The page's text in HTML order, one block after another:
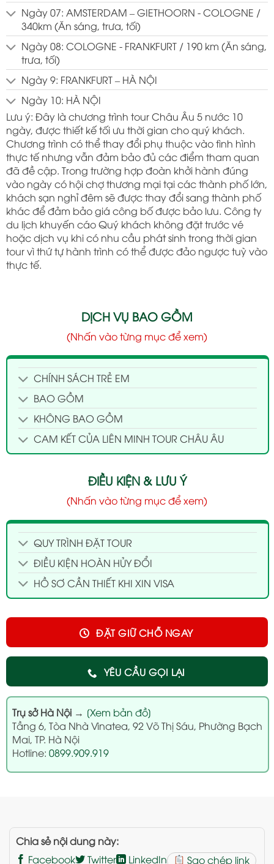
Ngày 07: AMSTERDAM – GIETHOORN - COLOGNE /
340km (Ăn sáng, trưa, tối)
Ngày 08: COLOGNE - FRANKFURT / 190 km (Ăn sáng,
trưa, tối)
Ngày 9: FRANKFURT – HÀ NỘI
Ngày 10: HÀ NỘI
Lưu ý: Đây là chương trình tour Châu Âu 5 nước 10
ngày, được thiết kế tối ưu thời gian cho quý khách.
Chương trình có thể thay đổi phụ thuộc vào tình hình
thực tế nhưng vẫn đảm bảo đủ các điểm tham quan
đã đề cập. Trong trường hợp đoàn khởi hành đúng
vào ngày có hội chợ thương mại tại các thành phố lớn,
khách sạn nghỉ đêm sẽ được thay đổi sang thành phố
khác để đảm bảo giá công bố được bảo lưu. Công ty
du lịch khuyến cáo Quý khách không đặt trước vé
hoặc dịch vụ khi có nhu cầu phát sinh trong thời gian
tour vì thứ tự hành trình có thể được đảo ngược tuỳ vào
thực tế.
DỊCH VỤ BAO GỒM
(Nhấn vào từng mục để xem)
CHÍNH SÁCH TRẺ EM
BAO GỒM
KHÔNG BAO GỒM
CAM KẾT CỦA LIÊN MINH TOUR CHÂU ÂU
ĐIỀU KIỆN & LƯU Ý
(Nhấn vào từng mục để xem)
QUY TRÌNH ĐẶT TOUR
ĐIỀU KIỆN HOÀN HỦY ĐỔI
HỒ SƠ CẦN THIẾT KHI XIN VISA
YÊU CẦU GỌI LẠI
ĐẶT GIỮ CHỖ NGAY
Trụ sở Hà Nội→ [Xem bản đồ]
Tầng 6, Tòa Nhà Vinatea, 92 Võ Thị Sáu, Phường Bạch
Mai, TP. Hà Nội
Hotline: 0899.909.919
Chia sẻ nội dung này:
Facebook
Twitter LinkedIn Sao chép link